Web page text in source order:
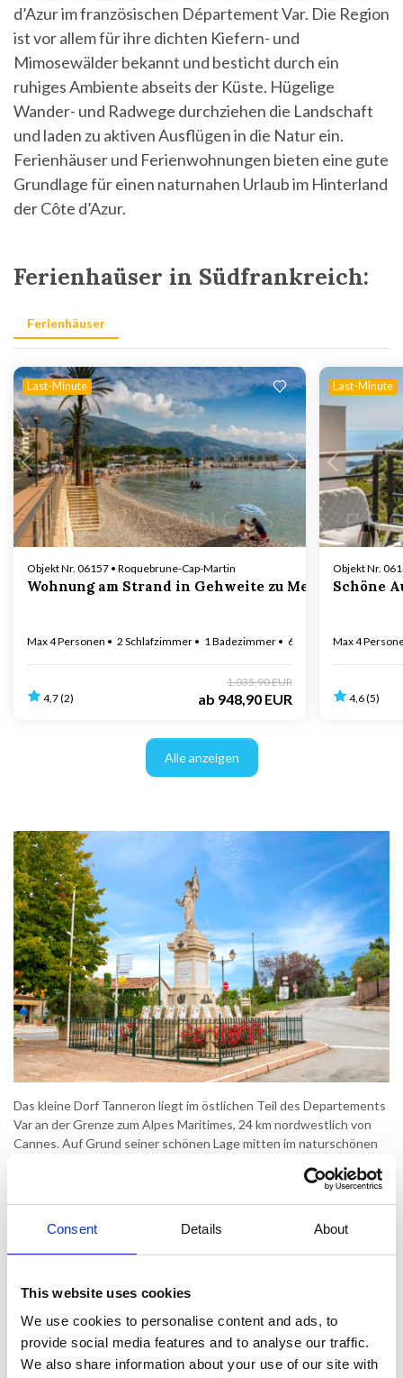
Consent Details About
This website uses cookies
We use cookies to personalise content and ads, to
provide social media features and to analyse our traffic.
We also share information about your use of our site with
d’Azur im französischen Département Var. Die Region
ist vor allem für ihre dichten Kiefern- und
Mimosewälder bekannt und besticht durch ein
ruhiges Ambiente abseits der Küste. Hügelige
Wander- und Radwege durchziehen die Landschaft
und laden zu aktiven Ausflügen in die Natur ein.
Ferienhäuser und Ferienwohnungen bieten eine gute
Grundlage für einen naturnahen Urlaub im Hinterland
der Côte d’Azur.
Ferienhaüser in Südfrankreich:
Ferienhäuser
Last-Minute
Lädt ...
Objekt Nr. 06157 • Roquebrune-Cap-Martin
Wohnung am Strand in Gehweite zu Menton
Max 4 Personen 2 Schlafzimmer 1 Badezimmer 60 m zur Küste
4,7 (2)
1.035,90 EUR
ab 948,90 EUR
Last-Minute
Objekt Nr.
Schöne
Max 4
4,6 (5)
Alle anzeigen
Das kleine Dorf Tanneron liegt im östlichen Teil des Departements
Var an der Grenze zum Alpes Maritimes, 24 km nordwestlich von
Cannes. Auf Grund seiner schönen Lage mitten im naturschönen
mondänen Orten der Côte d’Azur ist Tanneron ein sehr geeigneter
Tanneron liegt oben auf einem Hügel umgeben von Mimosen.
Tanneron ist der Hauptort im nach ihm benannten, insgesamt sehr
wilden und sehr schönen Mimosen bekannt ist. Es ist ein
blühen. Tanneron ist kein typischer Touristenort, und die meisten
Einwohner des Ortes wohnen nicht im Dorf, sondern in der
umliegenden Landschaft und in den kleinen Walddörfern. Tanneron